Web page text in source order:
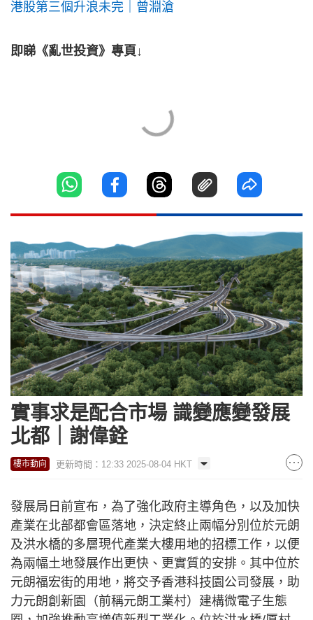
港股第三個升浪未完｜曾淵滄
即睇《亂世投資》專頁↓
實事求是配合市場 識變應變發展
北都｜謝偉銓
樓市動向 更新時間：12:33 2025-08-04 HKT
發展局日前宣布，為了強化政府主導角色，以及加快
產業在北部都會區落地，決定終止兩幅分別位於元朗
及洪水橋的多層現代產業大樓用地的招標工作，以便
為兩幅土地發展作出更快、更實質的安排。其中位於
元朗福宏街的用地，將交予香港科技園公司發展，助
力元朗創新園（前稱元朗工業村）建構微電子生態